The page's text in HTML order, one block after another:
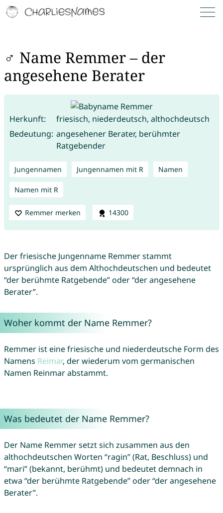
♂ Name Remmer – der
angesehene Berater
Herkunft:
friesisch, niederdeutsch, althochdeutsch
Bedeutung: angesehener Berater, berühmter
Ratgebender
Jungennamen Jungennamen mit R Namen
Namen mit R
Remmer merken 14300
Der friesische Jungenname Remmer stammt
ursprünglich aus dem Althochdeutschen und bedeutet
“der berühmte Ratgebende” oder “der angesehene
Berater”.
Woher kommt der Name Remmer?
Remmer ist eine friesische und niederdeutsche Form des
Namens Reimar, der wiederum vom germanischen
Namen Reinmar abstammt.
Was bedeutet der Name Remmer?
Der Name Remmer setzt sich zusammen aus den
althochdeutschen Worten “ragin” (Rat, Beschluss) und
“mari” (bekannt, berühmt) und bedeutet demnach in
etwa “der berühmte Ratgebende” oder “der angesehene
Berater”.